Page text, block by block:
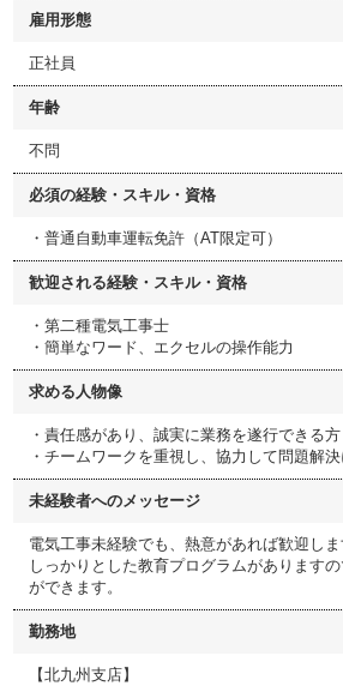
雇用形態
正社員
年齢
不問
必須の経験・スキル・資格
・普通自動車運転免許（AT限定可）
歓迎される経験・スキル・資格
・第二種電気工事士
・簡単なワード、エクセルの操作能力
求める人物像
・責任感があり、誠実に業務を遂行できる方
・チームワークを重視し、協力して問題解
未経験者へのメッセージ
電気工事未経験でも、熱意があれば歓迎しま
しっかりとした教育プログラムがあります
ができます。
勤務地
【北九州支店】